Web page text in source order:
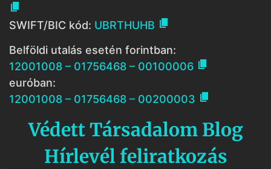

SWIFT/BIC kód: UBRTHUHB 
Belföldi utalás esetén forintban:
12001008 – 01756468 – 00100006 
euróban:
12001008 – 01756468 – 00200003 
Védett Társadalom Blog
Hírlevél feliratkozás